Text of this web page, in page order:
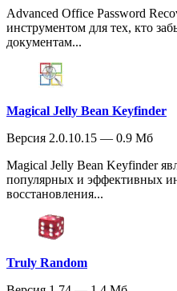
Advanced Office Password
инструментом для тех, кто
документам...
Magical Jelly Bean Keyfinder
Версия 2.0.10.15 — 0.9 Мб
Magical Jelly Bean Keyfinder
популярных и эффективных
восстановления...
Truly Random